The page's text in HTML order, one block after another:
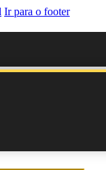
Ir para o footer